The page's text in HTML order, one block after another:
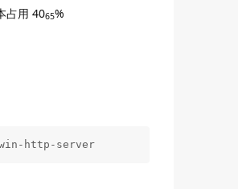
占用 4065%
http-server